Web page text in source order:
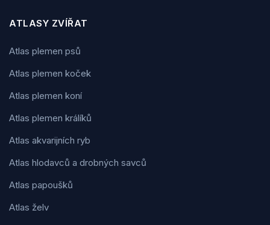
ATLASY ZVÍŘAT
Atlas plemen psů
Atlas plemen koček
Atlas plemen koní
Atlas plemen králíků
Atlas akvarijních ryb
Atlas hlodavců a drobných savců
Atlas papoušků
Atlas želv